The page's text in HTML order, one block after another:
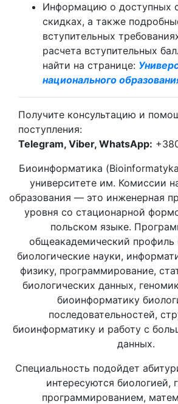
Информацию о доступных
скидках, а также
вступительных
расчета вступительных
найти на странице:
национального
Получите консультацию и
поступления:
Telegram, Viber, WhatsApp:
Биоинформатика
университете им. Комиссии
образования — это инженерная
уровня со стационарной
польском языке.
общеакадемический профиль
биологические науки,
физику, программирование,
биологических данных,
биоинформатику
последовательностей,
биоинформатику и работу с
данных.
Специальность подойдет
интересуются биологией,
программированием,